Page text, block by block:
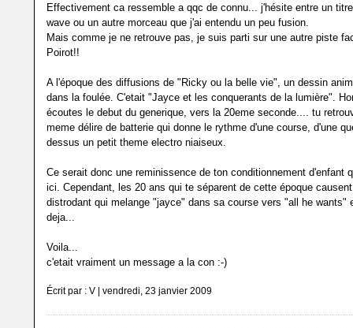
Effectivement ca ressemble a qqc de connu... j'hésite entre un
wave ou un autre morceau que j'ai entendu un peu fusion.
Mais comme je ne retrouve pas, je suis parti sur une autre piste
Poirot!!
A l'époque des diffusions de "Ricky ou la belle vie", un dessin
dans la foulée. C'etait "Jayce et les conquerants de la lumière".
écoutes le debut du generique, vers la 20eme seconde.... tu
meme délire de batterie qui donne le rythme d'une course, d'une
dessus un petit theme electro niaiseux.
Ce serait donc une reminissence de ton conditionnement d'enfant
ici. Cependant, les 20 ans qui te séparent de cette époque
distrodant qui melange "jayce" dans sa course vers "all he wants"
deja...
Voila...
c'etait vraiment un message a la con :-)
Écrit par : V | vendredi, 23 janvier 2009